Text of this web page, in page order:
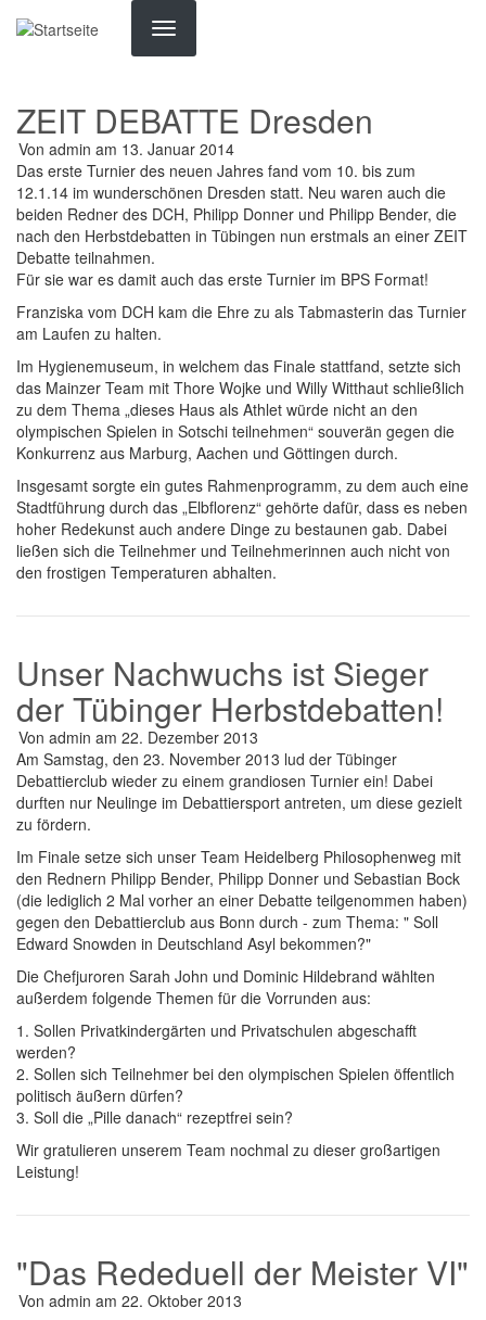
zum
ZEIT DEBATTE Dresden
Von admin am 13. Januar 2014
Das erste Turnier des neuen Jahres fand vom 10. bis zum
12.1.14 im wunderschönen Dresden statt. Neu waren auch die
beiden Redner des DCH, Philipp Donner und Philipp Bender, die
nach den Herbstdebatten in Tübingen nun erstmals an einer ZEIT
Debatte teilnahmen.
Für sie war es damit auch das erste Turnier im BPS Format!
Franziska vom DCH kam die Ehre zu als Tabmasterin das Turnier
am Laufen zu halten.
Im Hygienemuseum, in welchem das Finale stattfand, setzte sich
das Mainzer Team mit Thore Wojke und Willy Witthaut schließlich
zu dem Thema „dieses Haus als Athlet würde nicht an den
olympischen Spielen in Sotschi teilnehmen“ souverän gegen die
Konkurrenz aus Marburg, Aachen und Göttingen durch.
Insgesamt sorgte ein gutes Rahmenprogramm, zu dem auch eine
Stadtführung durch das „Elbflorenz“ gehörte dafür, dass es neben
hoher Redekunst auch andere Dinge zu bestaunen gab. Dabei
ließen sich die Teilnehmer und Teilnehmerinnen auch nicht von
den frostigen Temperaturen abhalten.
Unser Nachwuchs ist Sieger
der Tübinger Herbstdebatten!
Von admin am 22. Dezember 2013
Am Samstag, den 23. November 2013 lud der Tübinger
Debattierclub wieder zu einem grandiosen Turnier ein! Dabei
durften nur Neulinge im Debattiersport antreten, um diese gezielt
zu fördern.
Im Finale setze sich unser Team Heidelberg Philosophenweg mit
den Rednern Philipp Bender, Philipp Donner und Sebastian Bock
(die lediglich 2 Mal vorher an einer Debatte teilgenommen haben)
gegen den Debattierclub aus Bonn durch - zum Thema: " Soll
Edward Snowden in Deutschland Asyl bekommen?"
Die Chefjuroren Sarah John und Dominic Hildebrand wählten
außerdem folgende Themen für die Vorrunden aus:
1. Sollen Privatkindergärten und Privatschulen abgeschafft
werden?
2. Sollen sich Teilnehmer bei den olympischen Spielen öffentlich
politisch äußern dürfen?
3. Soll die „Pille danach“ rezeptfrei sein?
Wir gratulieren unserem Team nochmal zu dieser großartigen
Leistung!
"Das Rededuell der Meister VI"
Von admin am 22. Oktober 2013